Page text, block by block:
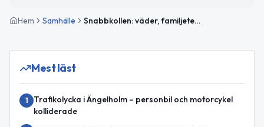
Hem Samhälle Snabbkollen: väder, familjeteater och gratiskonsert
Mest läst
1
Trafikolycka i Ängelholm – personbil och motorcykel
kolliderade